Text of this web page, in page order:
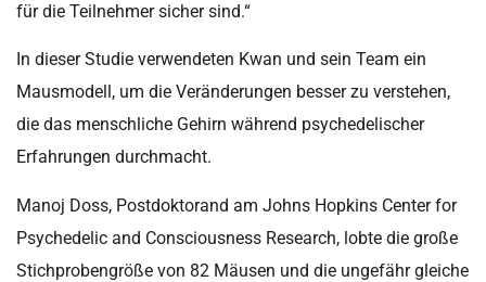
für die Teilnehmer sicher sind.“
In dieser Studie verwendeten Kwan und sein Team ein
Mausmodell, um die Veränderungen besser zu verstehen,
die das menschliche Gehirn während psychedelischer
Erfahrungen durchmacht.
Manoj Doss, Postdoktorand am Johns Hopkins Center for
Psychedelic and Consciousness Research, lobte die große
Stichprobengröße von 82 Mäusen und die ungefähr gleiche